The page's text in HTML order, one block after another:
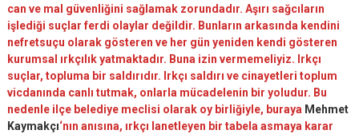
can ve mal güvenliğini sağlamak zorundadır. Aşırı sağcıların
işlediği suçlar ferdi olaylar değildir. Bunların arkasında kendini
nefretsuçu olarak gösteren ve her gün yeniden kendi gösteren
kurumsal ırkçılık yatmaktadır. Buna izin vermemeliyiz. Irkçı
suçlar, topluma bir saldırıdır. Irkçı saldırı ve cinayetleri toplum
vicdanında canlı tutmak, onlarla mücadelenin bir yoludur. Bu
nedenle ilçe belediye meclisi olarak oy birliğiyle, buraya Mehmet
Kaymakçı‘nın anısına, ırkçı lanetleyen bir tabela asmaya karar